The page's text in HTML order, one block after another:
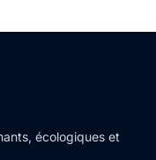
écologiques et